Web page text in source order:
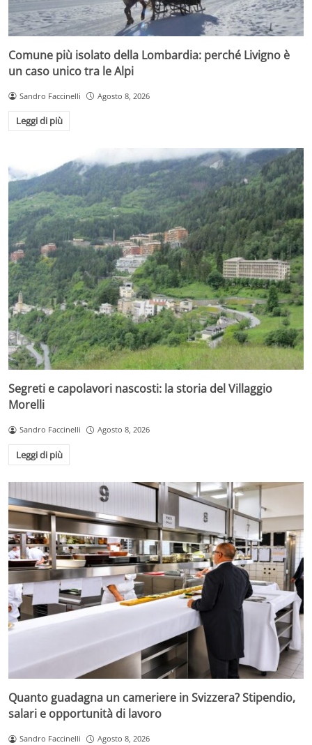
Comune più isolato della Lombardia: perché Livigno è
un caso unico tra le Alpi
Sandro Faccinelli Agosto 8, 2026
Leggi di più
Segreti e capolavori nascosti: la storia del Villaggio
Morelli
Sandro Faccinelli Agosto 8, 2026
Leggi di più
Quanto guadagna un cameriere in Svizzera? Stipendio,
salari e opportunità di lavoro
Sandro Faccinelli Agosto 8, 2026